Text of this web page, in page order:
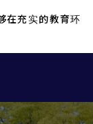
在充实的教育环